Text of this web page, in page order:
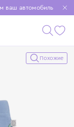
ваш автомобиль
000 ₽
еще удобнее
Похожие